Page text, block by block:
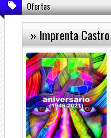
Ofertas
» Imprenta Castro